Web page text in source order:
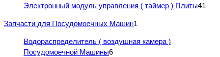
Электронный модуль управления ( таймер ) Плиты41
Запчасти для Посудомоечных Машин1
Водораспределитель ( воздушная камера )
Посудомоечной Машины6